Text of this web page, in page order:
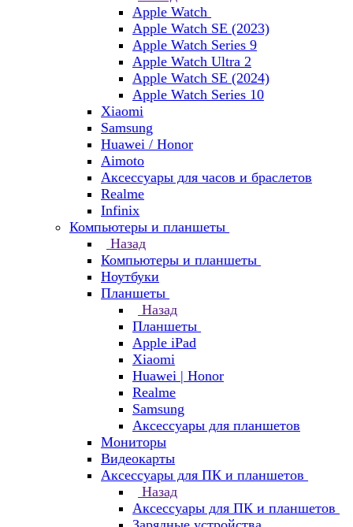
Apple Watch
Apple Watch SE (2023)
Apple Watch Series 9
Apple Watch Ultra 2
Apple Watch SE (2024)
Apple Watch Series 10
Xiaomi
Samsung
Huawei / Honor
Aimoto
Аксессуары для часов и браслетов
Realme
Infinix
Компьютеры и планшеты
Назад
Компьютеры и планшеты
Ноутбуки
Планшеты
Назад
Планшеты
Apple iPad
Xiaomi
Huawei | Honor
Realme
Samsung
Аксессуары для планшетов
Мониторы
Видеокарты
Аксессуары для ПК и планшетов
Назад
Аксессуары для ПК и планшетов